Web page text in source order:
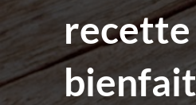
recette